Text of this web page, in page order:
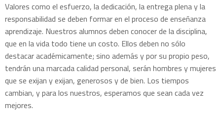
Valores como el esfuerzo, la dedicación, la entrega plena y la
responsabilidad se deben formar en el proceso de enseñanza
aprendizaje. Nuestros alumnos deben conocer de la disciplina,
que en la vida todo tiene un costo. Ellos deben no sólo
destacar académicamente; sino además y por su propio peso,
tendrán una marcada calidad personal, serán hombres y mujeres
que se exijan y exijan, generosos y de bien. Los tiempos
cambian, y para los nuestros, esperamos que sean cada vez
mejores.